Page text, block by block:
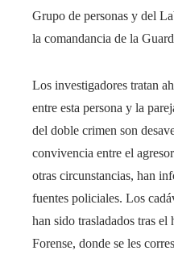
Grupo de personas y del
la comandancia de la
Los investigadores tratan
entre esta persona y la
del doble crimen son
convivencia entre el
otras circunstancias, han
fuentes policiales. Los
han sido trasladados tras
Forense, donde se les